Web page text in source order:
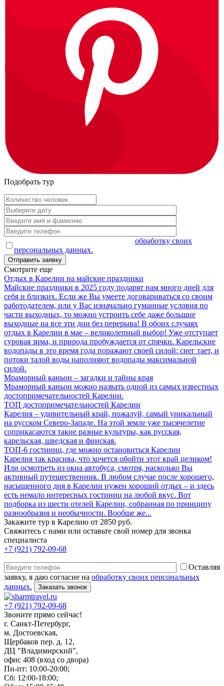
Подобрать тур
обработку своих
персональных данных.
Смотрите еще
Отдых в Карелии на майские праздники
Майские праздники в 2025 году подарят нам много дней для
себя и близких. Если же Вы умеете договариваться со своим
работодателем, или у Вас изначально гуманные условия по
части выходных, то можно устроить себе даже большие
выходные на все эти дни без перерыва! В обоих случаях
отдых в Карелии в мае – великолепный выбор! Уже отступает
суровая зима, и природа пробуждается от спячки. Карельские
водопады в это время года поражают своей силой: снег тает, и
потоки талой воды наполняют водопады максимальной
силой.
Мраморный каньон – загадки и тайны края
Мраморный каньон можно назвать одной из самых известных
достопримечательностей Карелии.
ТОП достопримечательностей Карелии
Карелия – удивительный край, пожалуй, самый уникальный
на русском Северо-Западе. На этой земле уже тысячелетие
соприкасаются такие разные культуры, как русская,
карельская, шведская и финская.
ТОП-6 гостиниц, где можно остановиться Карелии
Карелия так красива, что хочется обойти этот край целиком!
Или осмотреть из окна автобуса, смотря, насколько Вы
активный путешественник. В любом случае после хорошего,
насыщенного дня в Карелии нужен хороший отдых – и здесь
есть немало интересных гостиниц на любой вкус. Вот
подборка из шести отелей Карелии, собранная по принципу
разнообразия и необычности. Вообще же...
Закажите тур в Карелию от 2850 руб.
Свяжитесь с нами или оставьте свой номер для звонка
специалиста
+7 (921) 792-09-68
Оставляя
заявку, я даю согласие на обработку своих персональных
данных.
+7 (921) 792-09-68
Звоните прямо сейчас!
г. Санкт-Петербург,
м. Достоевская,
Щербаков пер. д. 12,
ДЦ "Владимирский",
офис 408 (вход со двора)
Пн-пт: 10:00-20:00;
Сб: 12:00-18:00;